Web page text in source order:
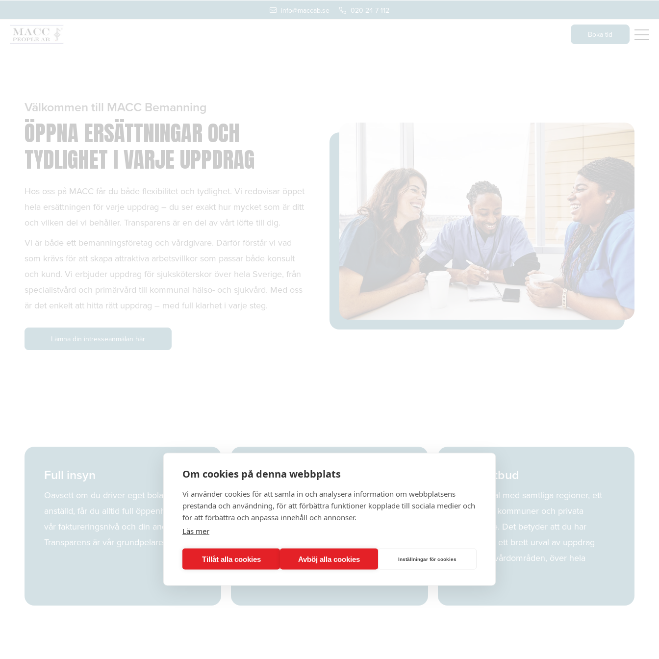
info@maccab.se 020 24 7 112
Boka tid
Välkommen till MACC Bemanning
ÖPPNA ERSÄTTNINGAR OCH
TYDLIGHET I VARJE UPPDRAG
Hos oss på MACC får du både flexibilitet och tydlighet. Vi redovisar öppet
hela ersättningen för varje uppdrag – du ser exakt hur mycket som är ditt
och vilken del vi behåller. Transparens är en del av vårt löfte till dig.
Vi är både ett bemanningsföretag och vårdgivare. Därför förstår vi vad
som krävs för att skapa attraktiva arbetsvillkor som passar både konsult
och kund. Vi erbjuder uppdrag för sjuksköterskor över hela Sverige, från
specialistvård och primärvård till kommunal hälso- och sjukvård. Med oss
är det enkelt att hitta rätt uppdrag – med full klarhet i varje steg.
Lämna din intresseanmälan här
Full insyn
Oavsett om du driver eget bolag eller är
anställd, får du alltid full öppenhet kring
vår faktureringsnivå och din andel.
Transparens är vår grundpelare.
Vi är vårdgivare
Som vårdgivare förstår vi vad som krävs
för ett framgångsrikt samarbete. Vi
känner till behoven från båda sidor och
förutsättningar för dig.
Stort utbud
Vi har avtal med samtliga regioner, ett
stort antal kommuner och privata
vårdgivare. Det betyder att du har
tillgång till ett brett urval av uppdrag
inom alla vårdområden, över hela
Om cookies på denna webbplats
Vi använder cookies för att samla in och analysera information om webbplatsens
prestanda och användning, för att förbättra funktioner kopplade till sociala medier och
för att förbättra och anpassa innehåll och annonser.
Läs mer
Tillåt alla cookies Avböj alla cookies Inställningar för cookies